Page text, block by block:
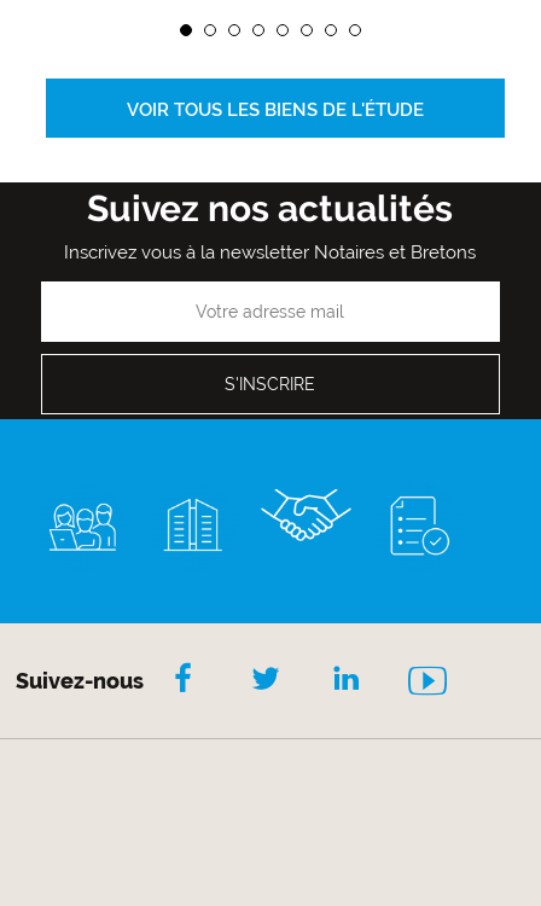
VOIR TOUS LES BIENS DE L'ÉTUDE
Suivez nos actualités
Inscrivez vous à la newsletter Notaires et Bretons
Suivez-nous